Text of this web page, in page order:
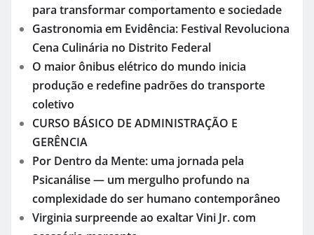
reconhecimento artístico
Eleny Morais assume Diretoria de Expansão
Internacional e fortalece estratégia de conexões
globais da Jethro
Bastidores de Show de Ana Castela no Reality
Mais Vigiado do País
Ana Castela e o Peso da Infância: Uma Voz que
Nasceu Entre Desafios e Determinação
Justiça mantém presos suspeitos de ataque com
drone e granada após disputa por dívida rural
em Goiás
Livro apresenta o compliance como ferramenta